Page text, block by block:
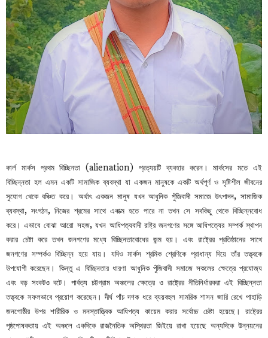
কার্ল মার্কস প্রথম বিচ্ছিনতা (alienation) প্রত্যয়টি ব্যবহার করেন। মার্কসের মতে এই
বিচ্ছিন্নতা হল এমন একটি সামাজিক ব্যবস্থা যা একজন মানুষকে একটি অর্থপূর্ণ ও সৃষ্টিশীল জীবনের
সুযোগ থেকে বঞ্চিত করে। অর্থাৎ একজন মানুষ যখন আধুনিক পুঁজিবাদী সমাজে উৎপাদন, সামাজিক
ব্যবস্থা, সংগঠন, নিজের শ্রমের সাথে একাত্ম হতে পারে না তখন সে সবকিছু থেকে বিচ্ছিন্নবোধ
করে। এভাবে বোঝা আরো সহজ, যখন আধিপত্যবাদী রাষ্ট্র জনগণের সঙ্গে আধিপত্যের সম্পর্ক স্থাপন
করার চেষ্টা করে তখন জনগণের মধ্যে বিচ্ছিনতাবোধের জন্ম হয়। এবং রাষ্ট্রের প্রতিষ্ঠানের সাথে
জনগণের সম্পর্কও বিচ্ছিন্ন হয়ে যায়। যদিও মার্কস শ্রমিক শ্রেণিকে প্রাধান্য দিয়ে তাঁর তত্ত্বকে
উপযোগী করেছেন। কিন্তু এ বিচ্ছিনতার ধারণা আধুনিক পুঁজিবাদী সমাজে সকলের ক্ষেত্রে প্রযোজ্য
এবং বড় সংকটও বটে। পার্বত্য চট্টগ্রাম অঞ্চলের ক্ষেত্রে ও রাষ্ট্রের নীতিনির্ধারকরা এই বিচ্ছিন্নতা
তত্ত্বকে সফলভাবে প্রয়োগ করেছেন। দীর্ঘ পাঁচ দশক ধরে ব্যয়বহুল সামরিক শাসন জারি রেখে পাহাড়ি
জনগোষ্ঠীর উপর শারীরিক ও মনস্তাত্ত্বিক আধিপত্য কায়েম করার সর্বোচ্চ চেষ্টা হয়েছে। রাষ্ট্রের
পৃষ্ঠপোষকতায় এই অঞ্চলে একদিকে রাজনৈতিক অস্থিরতা জিইয়ে রাখা হয়েছে অন্যদিকে উন্নয়নের